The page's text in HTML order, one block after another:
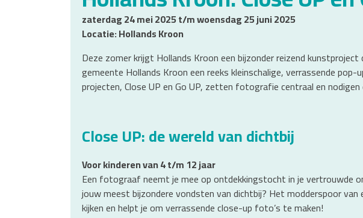
zaterdag 24 mei 2025 t/m woensdag 25 juni 2025
Locatie: Hollands Kroon
Deze zomer krijgt Hollands Kroon een bijzonder reizend
gemeente Hollands Kroon een reeks kleinschalige, verrassende
projecten, Close UP en Go UP, zetten fotografie centraal en
Close UP: de wereld van dichtbij
Voor kinderen van 4 t/m 12 jaar
Een fotograaf neemt je mee op ontdekkingstocht in je vertrouwde
jouw meest bijzondere vondsten van dichtbij? Het modderspoor
kijken en helpt je om verrassende close-up foto’s te maken!